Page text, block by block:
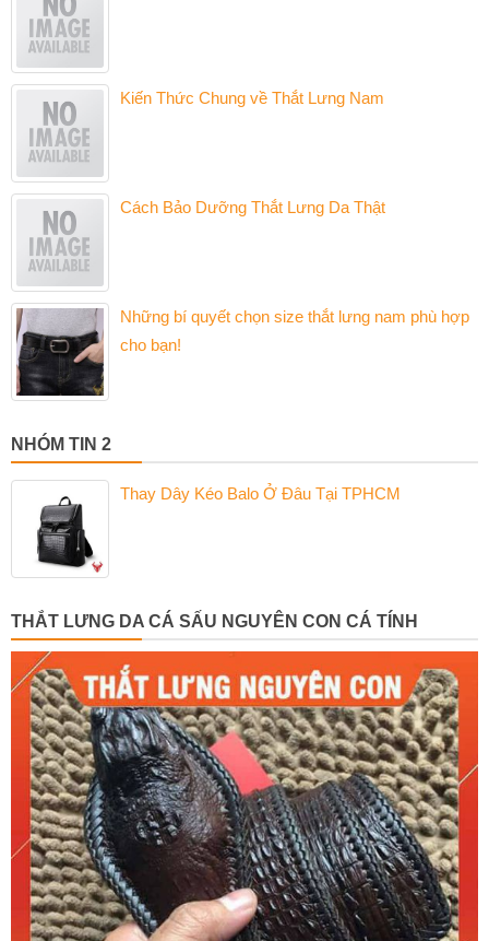
Kiến Thức Chung về Thắt Lưng Nam
Cách Bảo Dưỡng Thắt Lưng Da Thật
Những bí quyết chọn size thắt lưng nam phù hợp
cho bạn!
NHÓM TIN 2
Thay Dây Kéo Balo Ở Đâu Tại TPHCM
THẮT LƯNG DA CÁ SẤU NGUYÊN CON CÁ TÍNH